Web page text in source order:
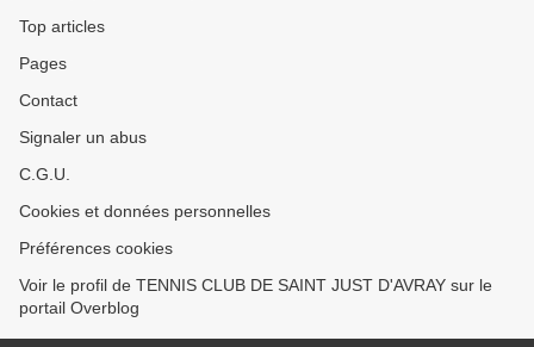
Top articles
Pages
Contact
Signaler un abus
C.G.U.
Cookies et données personnelles
Préférences cookies
Voir le profil de TENNIS CLUB DE SAINT JUST D'AVRAY sur le
portail Overblog